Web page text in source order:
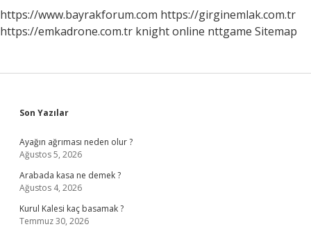
https://www.bayrakforum.com https://girginemlak.com.tr
https://emkadrone.com.tr knight online nttgame Sitemap
Sidebar
Son Yazılar
Ayağın ağrıması neden olur ?
Ağustos 5, 2026
Arabada kasa ne demek ?
Ağustos 4, 2026
Kurul Kalesi kaç basamak ?
Temmuz 30, 2026